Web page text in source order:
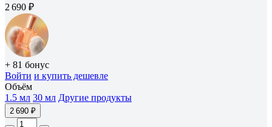
2 690 ₽
+ 81 бонус
Войти и купить дешевле
Объём
1.5 мл 30 мл Другие продукты
2 690 ₽